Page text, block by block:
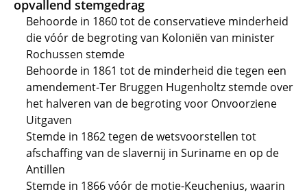
opvallend stemgedrag
Behoorde in 1860 tot de conservatieve minderheid
die vóór de begroting van Koloniën van minister
Rochussen stemde
Behoorde in 1861 tot de minderheid die tegen een
amendement-Ter Bruggen Hugenholtz stemde over
het halveren van de begroting voor Onvoorziene
Uitgaven
Stemde in 1862 tegen de wetsvoorstellen tot
afschaffing van de slavernij in Suriname en op de
Antillen
Stemde in 1866 vóór de motie-Keuchenius, waarin